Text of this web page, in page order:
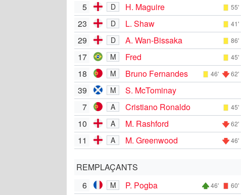
5
D H. Maguire 55'
23 D L. Shaw 41'
29 D A. Wan-Bissaka 86'
17 M Fred 45'
18 M Bruno Fernandes 46' 62'
39 M
S. McTominay
7
A Cristiano Ronaldo 45'
10 A M. Rashford 62'
11 A M. Greenwood 46'
REMPLAÇANTS
6
M P. Pogba 46' 60'